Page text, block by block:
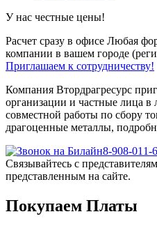
У нас честные цены!
Расчет сразу в офисе Любая
компании в вашем городе
Приглашаем к сотрудничеству!
Компания Втордрагресурс
организации и частные лица в
совместной работы по сбору
драгоценные металлы,
8-908-011-
Связывайтесь с
представленным на сайте.
Покупаем Платы